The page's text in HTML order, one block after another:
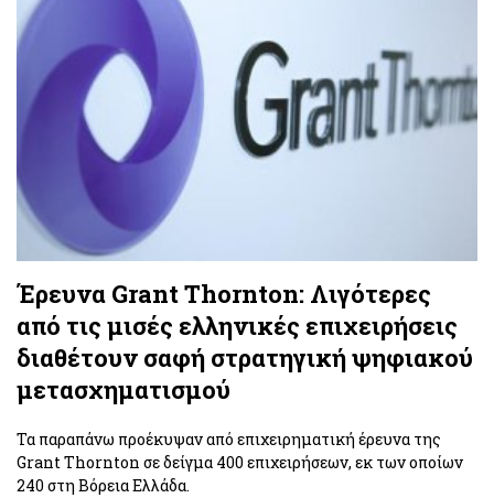
Έρευνα Grant Thornton: Λιγότερες
από τις μισές ελληνικές επιχειρήσεις
διαθέτουν σαφή στρατηγική ψηφιακού
μετασχηματισμού
Τα παραπάνω προέκυψαν από επιχειρηματική έρευνα της
Grant Thornton σε δείγμα 400 επιχειρήσεων, εκ των οποίων
240 στη Βόρεια Ελλάδα.